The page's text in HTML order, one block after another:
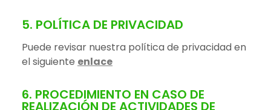
5. POLÍTICA DE PRIVACIDAD
Puede revisar nuestra política de privacidad en
el siguiente enlace
6. PROCEDIMIENTO EN CASO DE
REALIZACIÓN DE ACTIVIDADES DE